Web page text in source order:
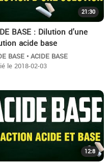
21:30
BASE : Dilution d'une
acide base
BASE • ACIDE BASE
le 2018-02-03
12:8